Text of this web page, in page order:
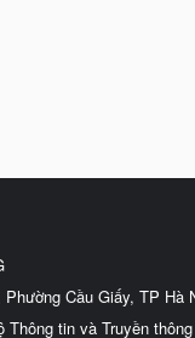
Cầu Giấy, TP Hà
tin và Truyền